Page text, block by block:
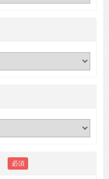
必須